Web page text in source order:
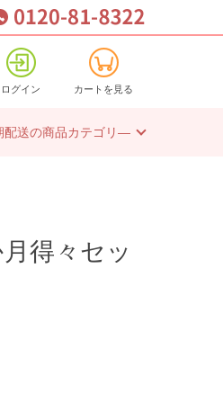
ログイン カートを見る
配送の商品カテゴリ―
得々セッ